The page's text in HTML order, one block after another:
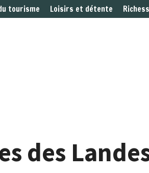
tourisme Loisirs et détente
des